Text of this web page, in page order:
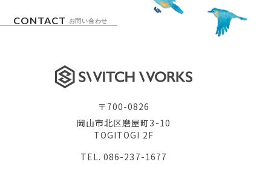
〒700-0826
岡山市北区磨屋町3-10
TOGITOGI 2F
TEL. 086-237-1677
CONTACT お問い合わせ